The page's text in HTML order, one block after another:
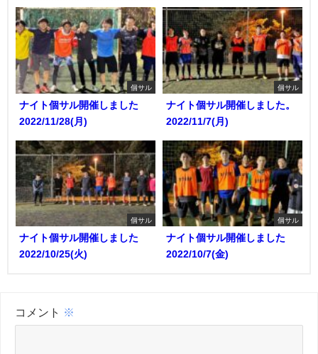
個サル
ナイト個サル開催しました
2022/11/28(月)
個サル
ナイト個サル開催しました。
2022/11/7(月)
個サル
ナイト個サル開催しました
2022/10/25(火)
個サル
ナイト個サル開催しました
2022/10/7(金)
コメント ※